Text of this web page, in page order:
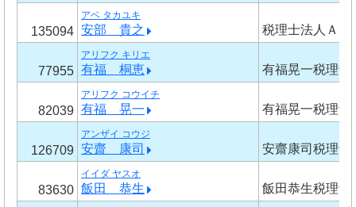
135094
アベ タカユキ
安部 貴之 税理士法人ＡＣ
77955
アリフク キリエ
有福 桐恵 有福晃一税理士
82039
アリフク コウイチ
有福 晃一 有福晃一税理士
126709
アンザイ コウジ
安齋 康司 安齋康司税理士
83630
イイダ ヤスオ
飯田 恭生 飯田恭生税理士